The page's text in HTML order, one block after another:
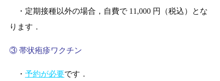
・定期接種以外の場合，自費で 11,000 円（税込）とな
ります．
③ 帯状疱疹ワクチン
・ 予約が必要です．